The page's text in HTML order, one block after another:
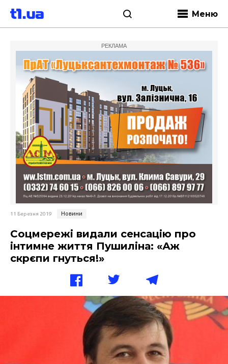
Меню
РЕКЛАМА
11 Березня 2019 Новини
Соцмережі видали сенсацію про
інтимне життя Пушиліна: «Аж
скрєпи гнуться!»